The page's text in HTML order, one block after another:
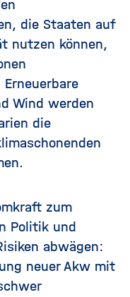
die Staaten auf
nutzen können,
Wind werden
die
zum
Politik und
abwägen:
neuer Akw mit